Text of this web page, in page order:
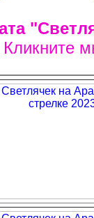
Кликните